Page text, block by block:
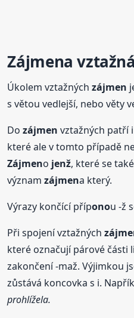
Zájmena vztažná
Úkolem vztažnýchzájmen
s větou vedlejší, nebo věty
Dozájmen vztažných patří
které ale v tomto případě
Zájmeno jenž, které se
významzájmena který.
Výrazy končící příponou -ž
Při spojení vztažných
které označují párové části
zakončení -maž. Výjimkou
zůstává koncovka s i.
prohlížela.